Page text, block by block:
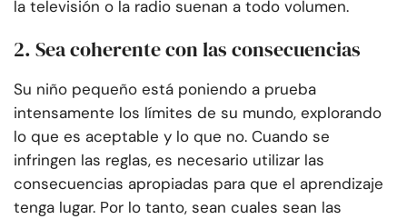
la televisión o la radio suenan a todo volumen.
2. Sea coherente con las consecuencias
Su niño pequeño está poniendo a prueba
intensamente los límites de su mundo, explorando
lo que es aceptable y lo que no. Cuando se
infringen las reglas, es necesario utilizar las
consecuencias apropiadas para que el aprendizaje
tenga lugar. Por lo tanto, sean cuales sean las